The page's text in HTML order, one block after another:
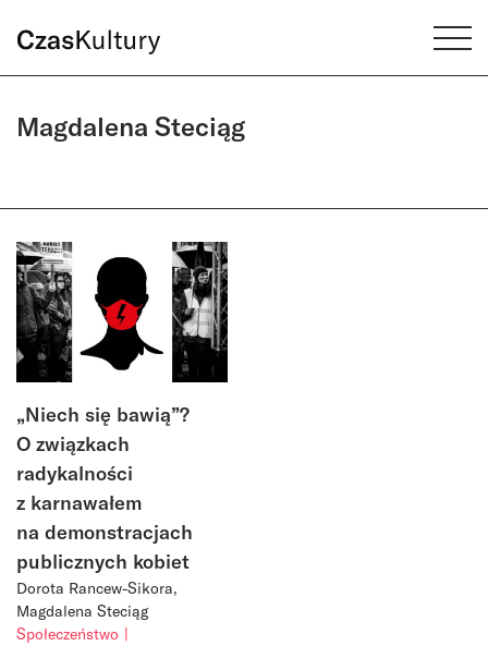
Magdalena Steciąg
„Niech się bawią”?
O związkach
radykalności
z karnawałem
na demonstracjach
publicznych kobiet
Dorota Rancew-Sikora
Magdalena Steciąg
Społeczeństwo